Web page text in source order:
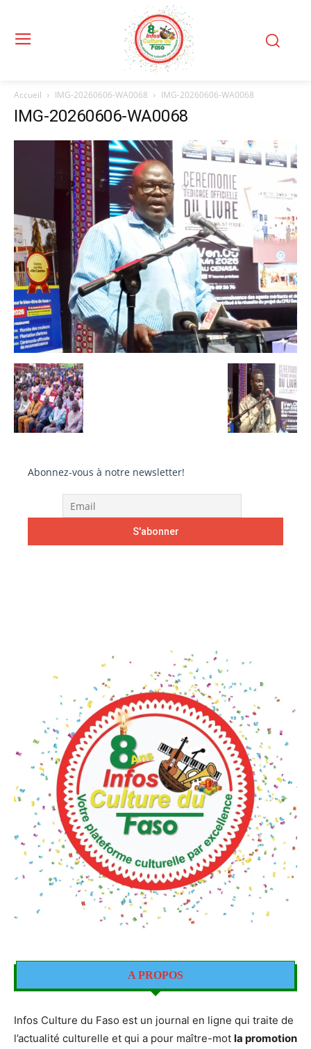
Accueil IMG-20260606-WA0068 IMG-20260606-WA0068
IMG-20260606-WA0068
Abonnez-vous à notre newsletter!
A PROPOS
Infos Culture du Faso est un journal en ligne qui traite de
l’actualité culturelle et qui a pour maître-mot la promotion